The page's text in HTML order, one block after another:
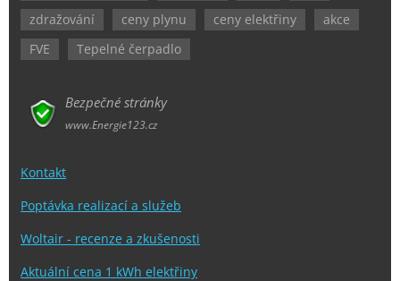
zdražování
ceny plynu ceny elektřiny
akce
FVE
Tepelné čerpadlo
Bezpečné stránky
www.Energie123.cz
Kontakt
Poptávka realizací a služeb
Woltair - recenze a zkušenosti
Aktuální cena 1 kWh elektřiny